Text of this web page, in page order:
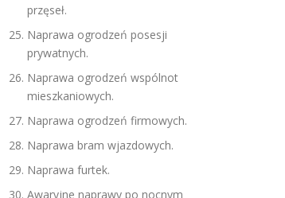
przęseł.
Naprawa ogrodzeń posesji
prywatnych.
Naprawa ogrodzeń wspólnot
mieszkaniowych.
Naprawa ogrodzeń firmowych.
Naprawa bram wjazdowych.
Naprawa furtek.
Awaryjne naprawy po nocnym